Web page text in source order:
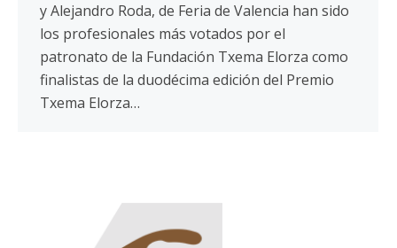
y Alejandro Roda, de Feria de Valencia han sido
los profesionales más votados por el
patronato de la Fundación Txema Elorza como
finalistas de la duodécima edición del Premio
Txema Elorza…